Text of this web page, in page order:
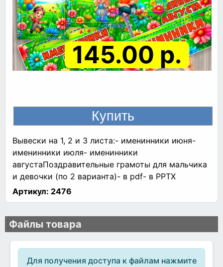
145.00 р.
Вывески на 1, 2 и 3 листа:- именинники июня-
именинники июля- именинники
августаПоздравительные грамоты для мальчика
и девочки (по 2 варианта)- в pdf- в PPTX
Артикул: 2476
Файлы товара
Для получения доступа к файлам нажмите